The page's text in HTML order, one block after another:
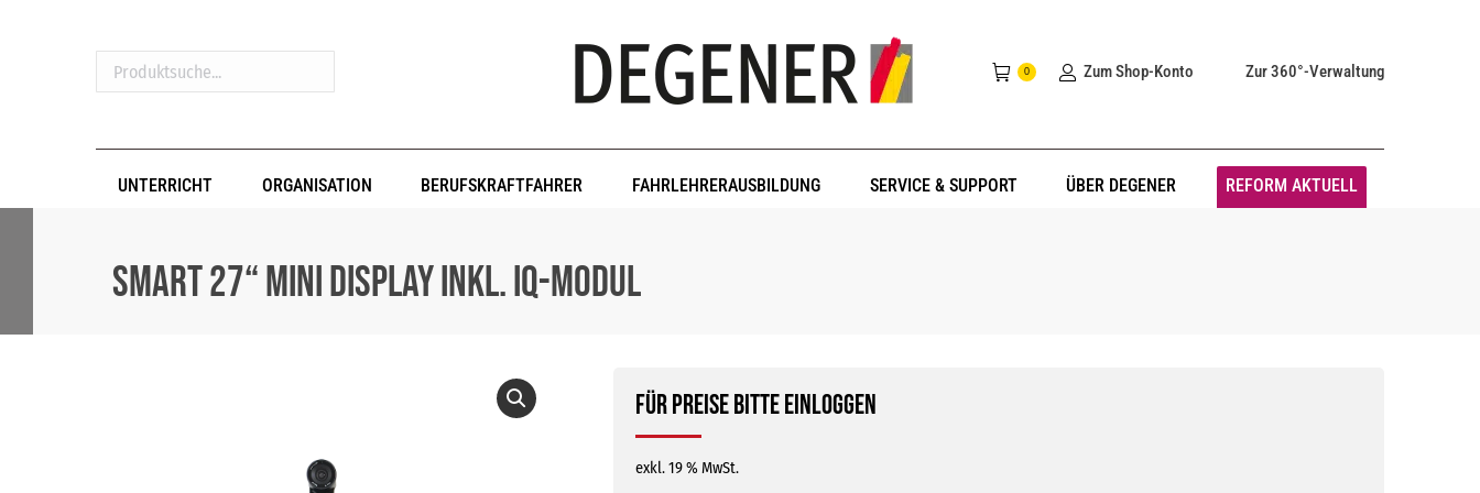
Produktsuche...
0 Zum Shop-Konto Zur 360°-Verwaltung
UNTERRICHT ORGANISATION BERUFSKRAFTFAHRER FAHRLEHRERAUSBILDUNG SERVICE & SUPPORT ÜBER DEGENER REFORM AKTUELL
SMART 27“ Mini Display inkl. IQ-Modul
Für Preise bitte einloggen
exkl. 19 % MwSt.